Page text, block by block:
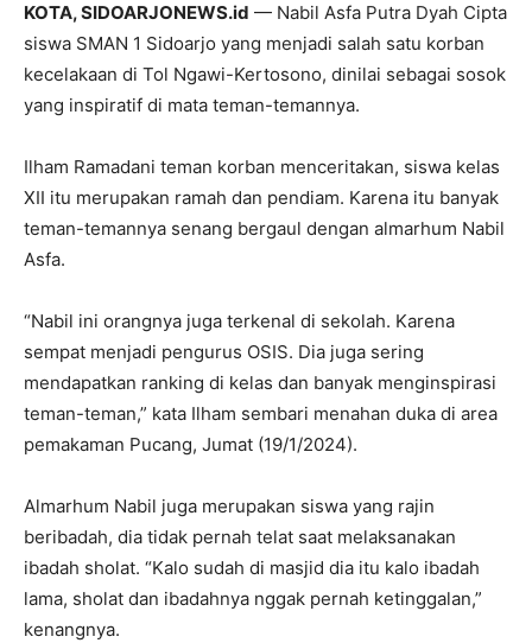
KOTA, SIDOARJONEWS.id — Nabil Asfa Putra Dyah Cipta
siswa SMAN 1 Sidoarjo yang menjadi salah satu korban
kecelakaan di Tol Ngawi-Kertosono, dinilai sebagai sosok
yang inspiratif di mata teman-temannya.
Ilham Ramadani teman korban menceritakan, siswa kelas
XII itu merupakan ramah dan pendiam. Karena itu banyak
teman-temannya senang bergaul dengan almarhum Nabil
Asfa.
“Nabil ini orangnya juga terkenal di sekolah. Karena
sempat menjadi pengurus OSIS. Dia juga sering
mendapatkan ranking di kelas dan banyak menginspirasi
teman-teman,” kata Ilham sembari menahan duka di area
pemakaman Pucang, Jumat (19/1/2024).
Almarhum Nabil juga merupakan siswa yang rajin
beribadah, dia tidak pernah telat saat melaksanakan
ibadah sholat. “Kalo sudah di masjid dia itu kalo ibadah
lama, sholat dan ibadahnya nggak pernah ketinggalan,”
kenangnya.